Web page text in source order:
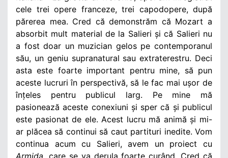
cele trei opere franceze, trei capodopere, după
părerea mea. Cred că demonstrăm că Mozart a
absorbit mult material de la Salieri și că Salieri nu
a fost doar un muzician gelos pe contemporanul
său, un geniu supranatural sau extraterestru. Deci
asta este foarte important pentru mine, să pun
aceste lucruri în perspectivă, să le fac mai ușor de
înțeles pentru publicul larg. Pe mine mă
pasionează aceste conexiuni și sper că și publicul
este pasionat de ele. Acest lucru mă animă și mi-
ar plăcea să continui să caut partituri inedite. Vom
continua acum cu Salieri, avem un proiect cu
Armida , care se va derula foarte curând. Cred că